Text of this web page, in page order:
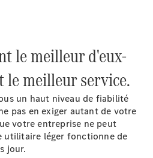
le meilleur d'eux-
le meilleur service.
un haut niveau de fiabilité
pas en exiger autant de votre
votre entreprise ne peut
utilitaire léger fonctionne de
jour.